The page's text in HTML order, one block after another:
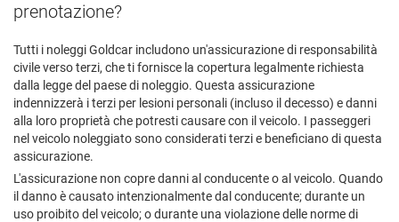
prenotazione?
Tutti i noleggi Goldcar includono un'assicurazione di responsabilità
civile verso terzi, che ti fornisce la copertura legalmente richiesta
dalla legge del paese di noleggio. Questa assicurazione
indennizzerà i terzi per lesioni personali (incluso il decesso) e danni
alla loro proprietà che potresti causare con il veicolo. I passeggeri
nel veicolo noleggiato sono considerati terzi e beneficiano di questa
assicurazione.
L'assicurazione non copre danni al conducente o al veicolo. Quando
il danno è causato intenzionalmente dal conducente; durante un
uso proibito del veicolo; o durante una violazione delle norme di